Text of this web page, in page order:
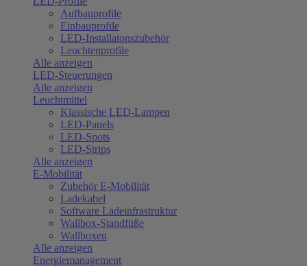
Aufbauprofile
Einbauprofile
LED-Installatonszubehör
Leuchtenprofile
Alle anzeigen
LED-Steuerungen
Alle anzeigen
Leuchtmittel
Klassische LED-Lampen
LED-Panels
LED-Spots
LED-Strips
Alle anzeigen
E-Mobilität
Zubehör E-Mobilität
Ladekabel
Software Ladeinfrastruktur
Wallbox-Standfüße
Wallboxen
Alle anzeigen
Energiemanagement